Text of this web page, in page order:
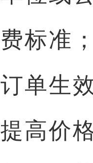
费标准
订单生
提高价